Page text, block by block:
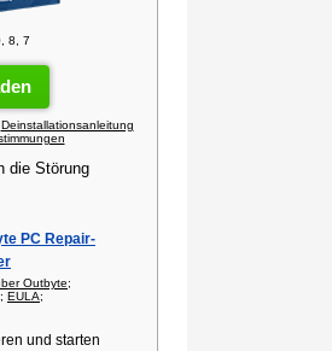
8, 7
Deinstallationsanleitung
die Störung
PC Repair-
Outbyte;
; EULA;
und starten